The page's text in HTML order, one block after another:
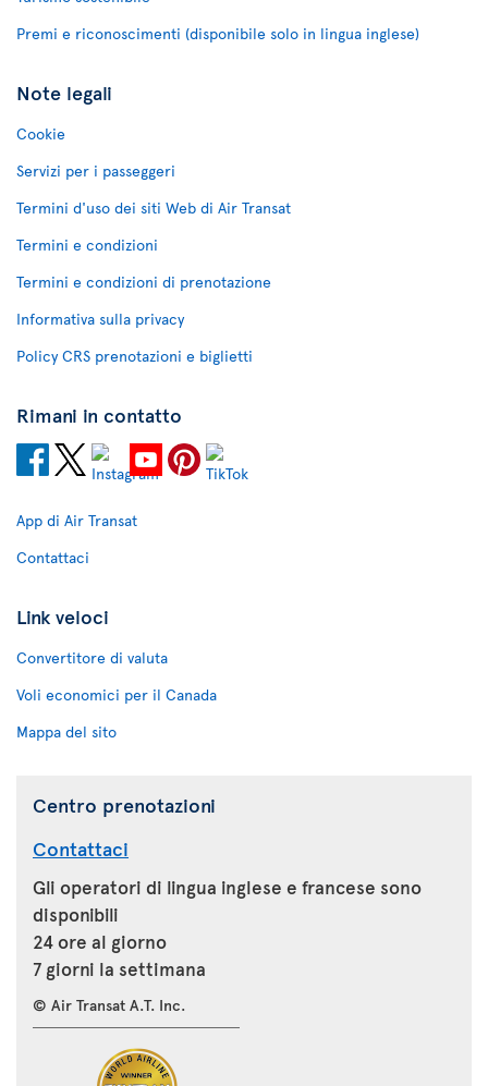
Premi e riconoscimenti (disponibile solo in lingua inglese)
Note legali
Cookie
Servizi per i passeggeri
Termini d'uso dei siti Web di Air Transat
Termini e condizioni
Termini e condizioni di prenotazione
Informativa sulla privacy
Policy CRS prenotazioni e biglietti
Rimani in contatto
App di Air Transat
Contattaci
Link veloci
Convertitore di valuta
Voli economici per il Canada
Mappa del sito
Centro prenotazioni
Contattaci
Gli operatori di lingua inglese e francese sono
disponibili
24 ore al giorno
7 giorni la settimana
© Air Transat A.T. Inc.